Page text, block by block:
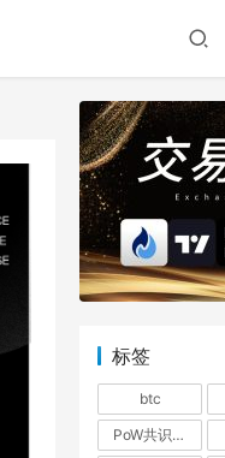
标签
btc
PoW共识机制